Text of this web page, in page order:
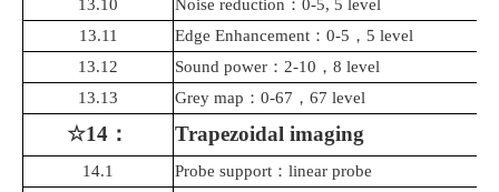
13.10
Noise reduction ： 0-5, 5 level
13.11
Edge Enhancement ： 0-5 ， 5 level
13.12
Sound power ： 2-10 ， 8 level
13.13
Grey map ： 0-67 ， 67 level
☆14 ： Trapezoidal imaging
14.1 Probe support ： linear probe